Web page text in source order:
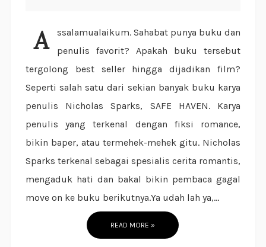
Assalamualaikum. Sahabat punya buku dan
penulis favorit? Apakah buku tersebut
tergolong best seller hingga dijadikan film?
Seperti salah satu dari sekian banyak buku karya
penulis Nicholas Sparks, SAFE HAVEN. Karya
penulis yang terkenal dengan fiksi romance,
bikin baper, atau termehek-mehek gitu. Nicholas
Sparks terkenal sebagai spesialis cerita romantis,
mengaduk hati dan bakal bikin pembaca gagal
move on ke buku berikutnya.Ya udah lah ya,...
READ MORE »